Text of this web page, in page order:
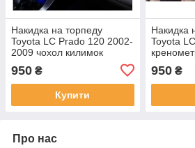
Накидка на торпеду
Toyota LC Prado 120 2002-
2009 чохол килимок
приладів Тойота Прадо
950 ₴
Купити
Накидка
Toyota
чохол
панель
Прадо
950₴
Про нас